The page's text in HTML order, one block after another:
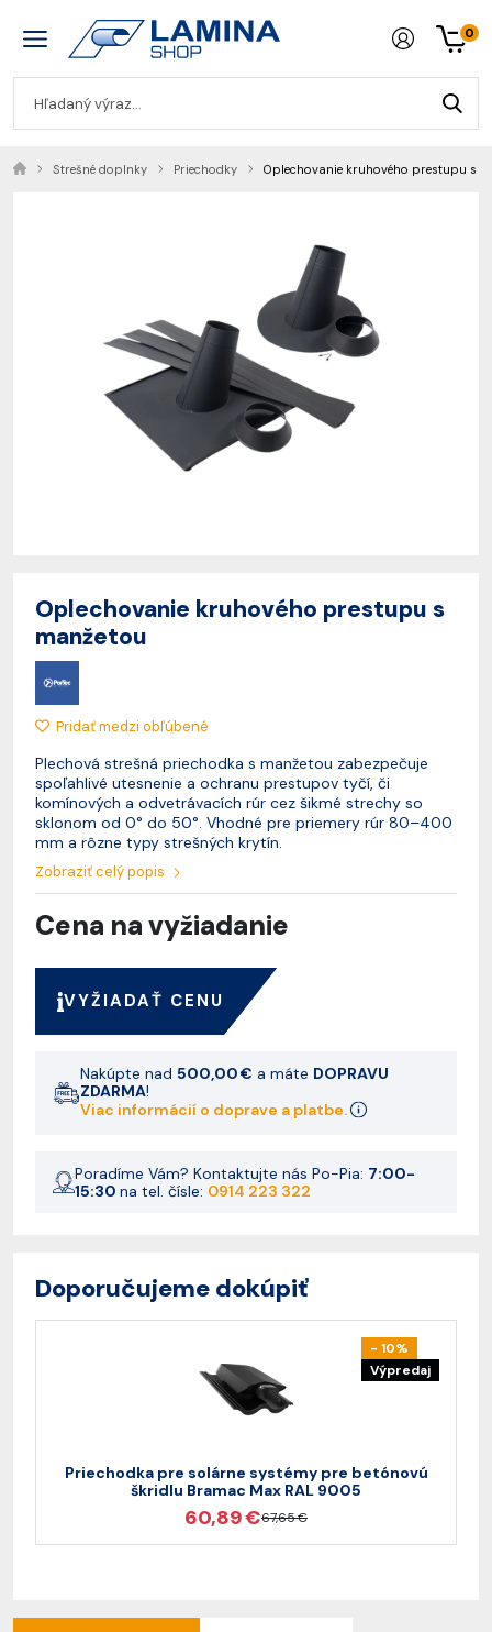
0
Strešné doplnky Priechodky Oplechovanie kruhového prestupu s
Oplechovanie kruhového prestupu s
manžetou
Pridať medzi obľúbené
Plechová strešná priechodka s manžetou zabezpečuje
spoľahlivé utesnenie a ochranu prestupov tyčí, či
komínových a odvetrávacích rúr cez šikmé strechy so
sklonom od 0° do 50°. Vhodné pre priemery rúr 80–400
mm a rôzne typy strešných krytín.
Zobraziť celý popis
Cena na vyžiadanie
VYŽIADAŤ CENU
Nakúpte nad 500,00 € a máte DOPRAVU
ZDARMA!
Viac informácií o doprave a platbe.
Poradíme Vám? Kontaktujte nás Po-Pia: 7:00-
15:30 na tel. čísle: 0914 223 322
Doporučujeme dokúpiť
- 10%
Výpredaj
Priechodka pre solárne systémy pre betónovú
škridlu Bramac Max RAL 9005
60,89 €67,65 €